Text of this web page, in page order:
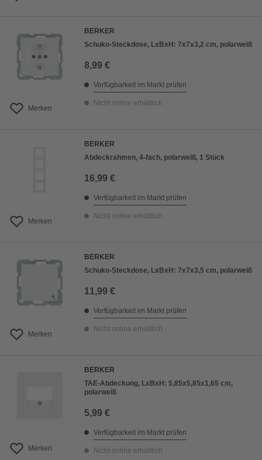
Merken
BERKER
Schuko-Steckdose, LxBxH: 7x7x3,2 cm, polarweiß
8,99 €
Verfügbarkeit im Markt prüfen
Nicht online erhältlich
Merken
BERKER
Abdeckrahmen, 4-fach, polarweiß, 1 Stück
16,99 €
Verfügbarkeit im Markt prüfen
Nicht online erhältlich
Merken
BERKER
Schuko-Steckdose, LxBxH: 7x7x3,5 cm, polarweiß
11,99 €
Verfügbarkeit im Markt prüfen
Nicht online erhältlich
Merken
BERKER
TAE-Abdeckung, LxBxH: 5,85x5,85x1,65 cm,
polarweiß
5,99 €
Verfügbarkeit im Markt prüfen
Nicht online erhältlich